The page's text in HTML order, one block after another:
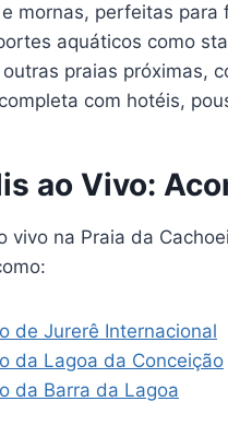
mornas, perfeitas para
aquáticos como
praias próximas,
com hotéis,
ao Vivo:
vivo na Praia da
de Jurerê Internacional
da Lagoa da Conceição
da Barra da Lagoa